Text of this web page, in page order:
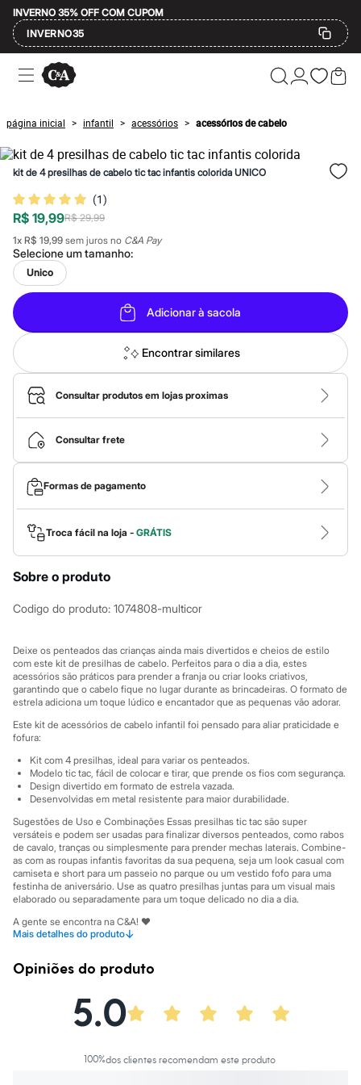
INVERNO 35% OFF COM CUPOM
INVERNO35
Ofertas
Compre por Departamento
Masculino
Infantil
Calçados
Mindse7
Plus Size
Até 20% off
Até 40% off
Até 60% off
A partir de 60% off
Feminino
Em alta
Inverno
Alfaiataria
Novidades
Roupas
Blusas e Camisetas
Básicos
Calças
Casacos e Jaquetas
Jeans
Macacões
Saias
Shorts e Bermudas
Vestidos
Acessórios
Bolsas
Bonés e Chapéus
Bijoux
Cintos
Óculos
Relógios
Calçados
Botas
Rasteirinhas
Tênis
Marcas
City
Clock House
Sawary
Yessica
Moda esportiva
Acessórios
Blusas
Calçados
Leggings
Shorts e Bermudas
Tops
Moda íntima
Calcinhas
Cintas e Modeladores
Meias
Pijamas
Sutiãs e Tops
Biquínis
Maiôs
Personagens
Blusas e Camisetas
Casacos e Jaquetas
página inicial > infantil > acessórios > acessórios de cabelo
kit de 4 presilhas de cabelo tic tac infantis colorida UNICO
(1)
R$ 19,99R$ 29,99
1x R$ 19,99 sem juros no C&A Pay
Selecione umtamanho:
Unico
Adicionar à sacola
Encontrar similares
Consultar produtos em lojas proximas
Consultar frete
Formas de pagamento
Troca fácil na loja - GRÁTIS
Sobre o produto
Codigo do produto: 1074808-multicor
Deixe os penteados das crianças ainda mais divertidos e cheios de estilo
com este kit de presilhas de cabelo. Perfeitos para o dia a dia, estes
acessórios são práticos para prender a franja ou criar looks criativos,
garantindo que o cabelo fique no lugar durante as brincadeiras. O formato de
estrela adiciona um toque lúdico e encantador que as pequenas vão adorar.
Este kit de acessórios de cabelo infantil foi pensado para aliar praticidade e
fofura:
Kit com 4 presilhas, ideal para variar os penteados.
Modelo tic tac, fácil de colocar e tirar, que prende os fios com segurança.
Design divertido em formato de estrela vazada.
Desenvolvidas em metal resistente para maior durabilidade.
Sugestões de Uso e Combinações Essas presilhas tic tac são super
versáteis e podem ser usadas para finalizar diversos penteados, como rabos
de cavalo, tranças ou simplesmente para prender mechas laterais. Combine-
as com as roupas infantis favoritas da sua pequena, seja um look casual com
camiseta e short para um passeio no parque ou um vestido fofo para uma
festinha de aniversário. Use as quatro presilhas juntas para um visual mais
elaborado ou separadamente para um toque delicado no dia a dia.
A gente se encontra na C&A! ❤
Mais detalhes do produto↓
Material Metal
Colorido
Gênero
Menina
Opiniões do produto
5.0
100%dos clientes recomendam este produto